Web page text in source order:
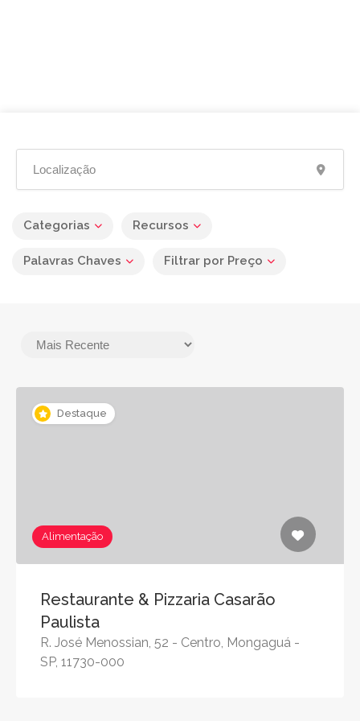
Categorias Recursos
Palavras Chaves Filtrar por Preço
Destaque
Alimentação
Restaurante & Pizzaria Casarão
Paulista
R. José Menossian, 52 - Centro, Mongaguá -
SP, 11730-000